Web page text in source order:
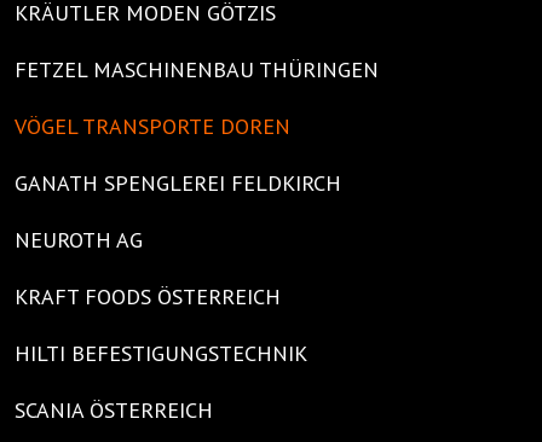
KRÄUTLER MODEN GÖTZIS
FETZEL MASCHINENBAU THÜRINGEN
VÖGEL TRANSPORTE DOREN
GANATH SPENGLEREI FELDKIRCH
NEUROTH AG
KRAFT FOODS ÖSTERREICH
HILTI BEFESTIGUNGSTECHNIK
SCANIA ÖSTERREICH